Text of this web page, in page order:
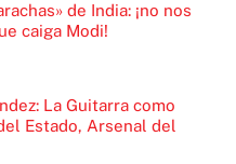
de India: ¡no nos
caiga Modi!
La Guitarra como
Estado, Arsenal del